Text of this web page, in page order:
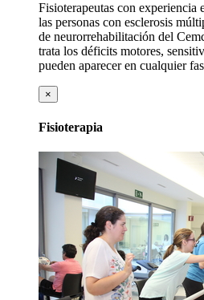
Fisioterapeutas con experiencia
las personas con esclerosis
de neurorrehabilitación del
trata los déficits motores,
pueden aparecer en cualquier
×
Fisioterapia